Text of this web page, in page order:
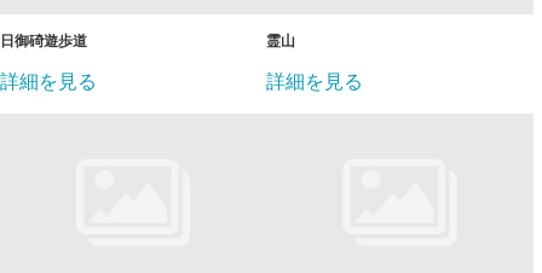
日御碕遊歩道
詳細を見る
霊山
詳細を見る